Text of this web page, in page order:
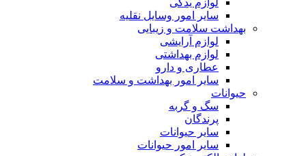
سایر امور وسایل نقلیه
بهداشت سلامت و زیبایی
لوازم آرایشی
لوازم بهداشتی
عطاری و دارو
سایر امور بهداشت و سلامت
حیوانات
سگ و گربه
پرندگان
سایر حیوانات
سایر امور حیوانات